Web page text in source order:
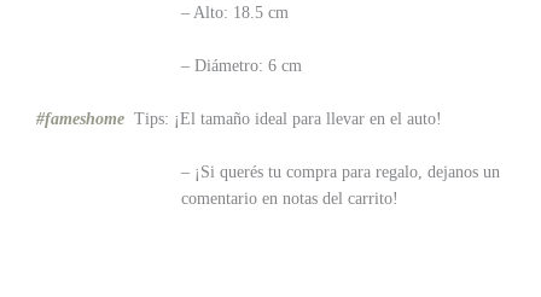
– Alto: 18.5 cm
– Diámetro: 6 cm
#fameshome Tips: ¡El tamaño ideal para llevar en el auto!
– ¡Si querés tu compra para regalo, dejanos un
comentario en notas del carrito!